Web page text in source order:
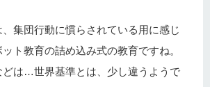
集団行動に慣らされている用に感じ
ト教育の詰め込み式の教育ですね。
どは…世界基準とは、少し違うようで